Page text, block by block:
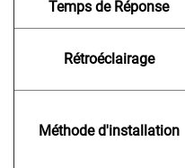
Temps de Réponse
Rétroéclairage
Méthode d'installation